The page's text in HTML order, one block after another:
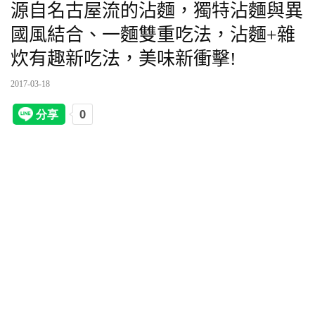
源自名古屋流的沾麵，獨特沾麵與異
國風結合、一麵雙重吃法，沾麵+雜
炊有趣新吃法，美味新衝擊!
2017-03-18